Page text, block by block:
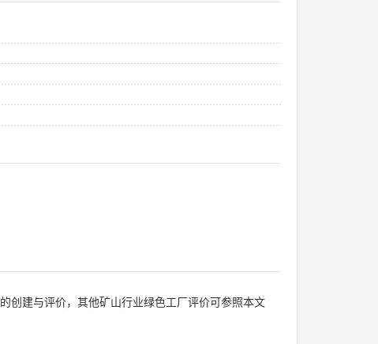
创建与评价，其他矿山行业绿色工厂评价可参照本文